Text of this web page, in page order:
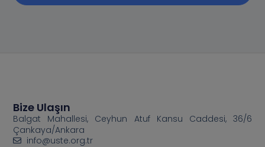
Bize Ulaşın
Balgat Mahallesi, Ceyhun Atuf Kansu Caddesi, 36/6
Çankaya/Ankara
info@uste.org.tr